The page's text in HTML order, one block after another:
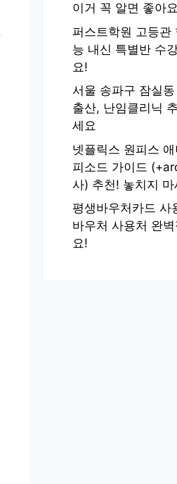
이거 꼭 알면 좋아
퍼스트학원 고등관
능 내신 특별반 수
요!
서울 송파구 잠실
출산, 난임클리닉
세요
넷플릭스 원피스
피소드 가이드
사) 추천! 놓치지 마
평생바우처카드 사
바우처 사용처 완
요!